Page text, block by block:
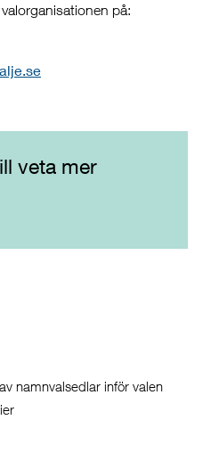
på:
veta mer
namnvalsedlar inför valen